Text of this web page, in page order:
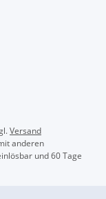
Versand
anderen
und 60 Tage